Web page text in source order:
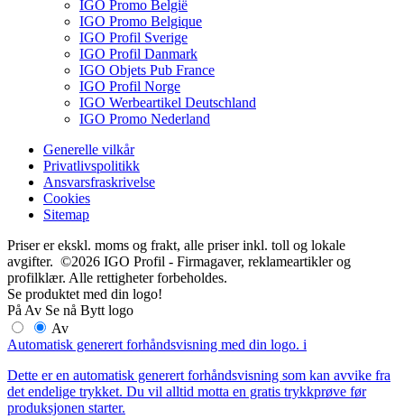
IGO Promo België
IGO Promo Belgique
IGO Profil Sverige
IGO Profil Danmark
IGO Objets Pub France
IGO Profil Norge
IGO Werbeartikel Deutschland
IGO Promo Nederland
Generelle vilkår
Privatlivspolitikk
Ansvarsfraskrivelse
Cookies
Sitemap
Priser er ekskl. moms og frakt, alle priser inkl. toll og lokale
avgifter. ©2026 IGO Profil - Firmagaver, reklameartikler og
profilklær. Alle rettigheter forbeholdes.
Se produktet med din logo!
På Av Se nå Bytt logo
Av
Automatisk generert forhåndsvisning med din logo. i
Dette er en automatisk generert forhåndsvisning som kan avvike fra
det endelige trykket. Du vil alltid motta en gratis trykkprøve før
produksjonen starter.